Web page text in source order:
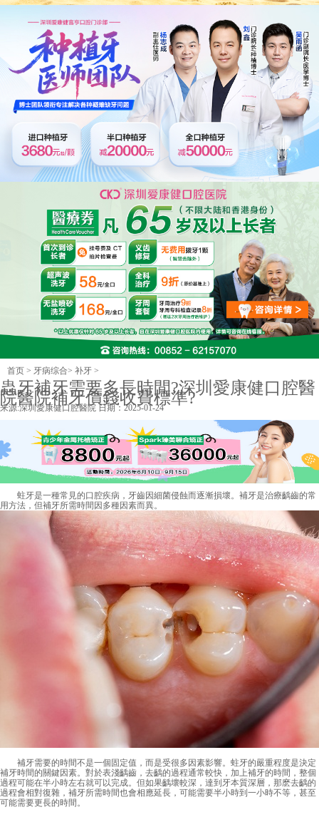
首页 > 牙病综合> 补牙 >
蟲牙補牙需要多長時間?深圳愛康健口腔醫
院醫院補牙價錢收費標準?
来源:深圳愛康健口腔醫院 日期：2025-01-24
蛀牙是一種常見的口腔疾病，牙齒因細菌侵蝕而逐漸損壞。補牙是治療齲齒的常
用方法，但補牙所需時間因多種因素而異。
補牙需要的時間不是一個固定值，而是受很多因素影響。蛀牙的嚴重程度是決定
補牙時間的關鍵因素。對於表淺齲齒，去齲的過程通常較快，加上補牙的時間，整個
過程可能在半小時左右就可以完成。但如果齲壞較深，達到牙本質深層，那麽去齲的
過程會相對復雜，補牙所需時間也會相應延長，可能需要半小時到一小時不等，甚至
可能需要更長的時間。